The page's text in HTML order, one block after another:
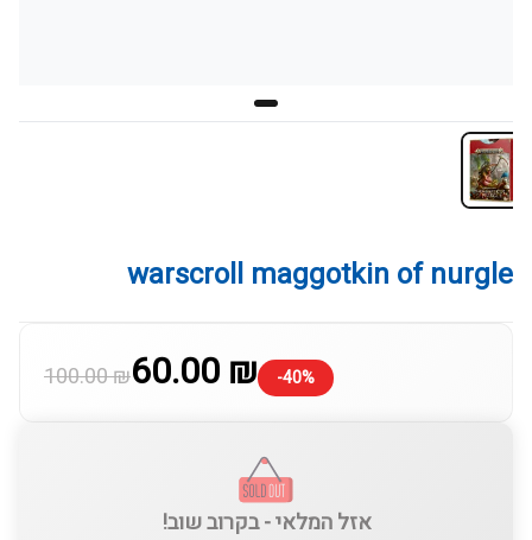
warscroll maggotkin of nurgle
100.00 ₪60.00 ₪ -40%
אזל המלאי - בקרוב שוב!